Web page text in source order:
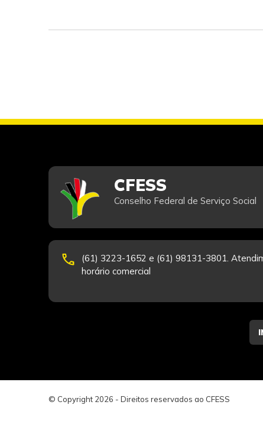
CFESS
Conselho Federal de Serviço Social
phone
(61) 3223-1652 e (61) 98131-3801.
horário comercial
© Copyright 2026 - Direitos reservados ao CFESS